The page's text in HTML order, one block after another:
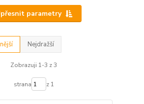
parametry
Nejdražší
Zobrazuji 1-3 z 3
strana z 1